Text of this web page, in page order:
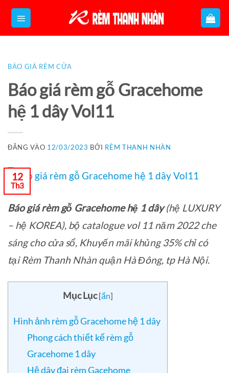
qua
dung
BÁO GIÁ RÈM CỬA
Báo giá rèm gỗ Gracehome
hệ 1 dây Vol11
ĐĂNG VÀO 12/03/2023 BỞI RÈM THANH NHÀN
12
Th3
Báo giá rèm gỗ Gracehome hệ 1 dây(hệ LUXURY
– hệ KOREA), bộ catalogue vol 11 năm 2022 che
sáng cho cửa sổ, Khuyến mãi khủng 35% chỉ có
tại Rèm Thanh Nhàn quận Hà Đông, tp Hà Nội.
Mục Lục [ẩn]
Hình ảnh rèm gỗ Gracehome hệ 1 dây
Phong cách thiết kế rèm gỗ
Gracehome 1 dây
Hệ dây đai rèm Gacehome